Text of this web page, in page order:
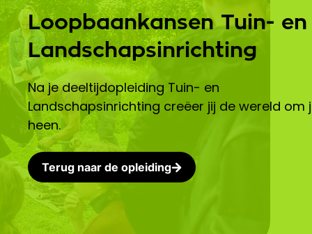
Loopbaankansen Tuin- en
Landschapsinrichting
Na je deeltijdopleiding Tuin- en
Landschapsinrichting creëer jij de wereld om
heen.
Terug naar de opleiding